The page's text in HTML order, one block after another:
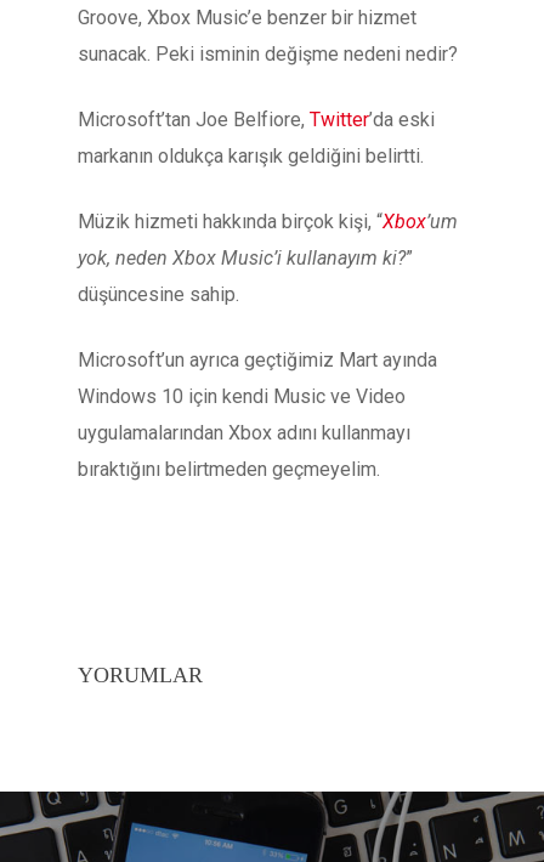
Groove, Xbox Music’e benzer bir hizmet
sunacak. Peki isminin değişme nedeni nedir?
Microsoft’tan Joe Belfiore, Twitter’da eski
markanın oldukça karışık geldiğini belirtti.
Müzik hizmeti hakkında birçok kişi, “Xbox’um
yok, neden Xbox Music’i kullanayım ki?”
düşüncesine sahip.
Microsoft’un ayrıca geçtiğimiz Mart ayında
Windows 10 için kendi Music ve Video
uygulamalarından Xbox adını kullanmayı
bıraktığını belirtmeden geçmeyelim.
YORUMLAR